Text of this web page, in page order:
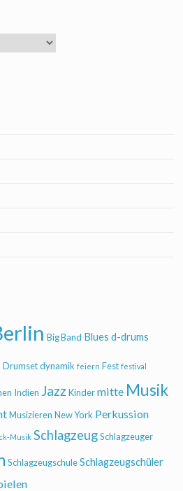
Big Band Blues d-drums
Drumset dynamik feiern Fest festival
Indien Jazz Kinder mitte Musik
Musizieren New York Perkussion
Musik Schlagzeug Schlagzeuger
Schlagzeugschule Schlagzeugschüler